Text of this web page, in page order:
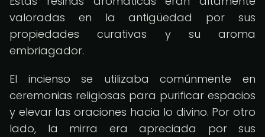
valoradas en la antigüedad por sus
propiedades curativas y su aroma
embriagador.
El incienso se utilizaba comúnmente en
ceremonias religiosas para purificar espacios
y elevar las oraciones hacia lo divino. Por otro
lado, la mirra era apreciada por sus